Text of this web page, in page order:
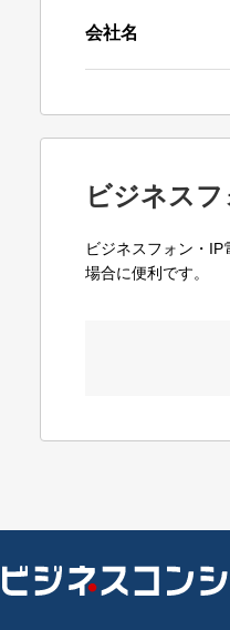
会社名
ビジネス
ビジネスフォン・
場合に便利です。